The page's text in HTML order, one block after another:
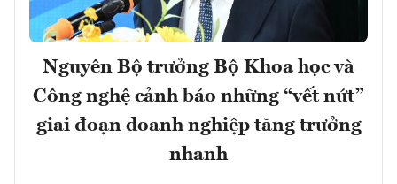
Nguyên Bộ trưởng Bộ Khoa học và
Công nghệ cảnh báo những “vết nứt”
giai đoạn doanh nghiệp tăng trưởng
nhanh